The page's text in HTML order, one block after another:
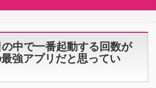
中で一番起動する回数が
強アプリだと思ってい